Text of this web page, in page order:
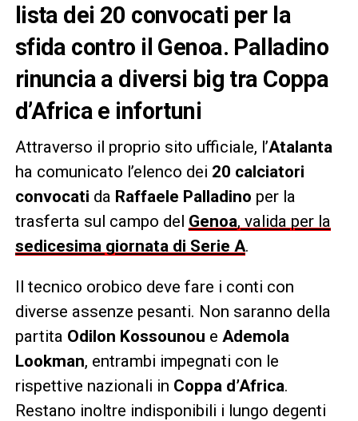
lista dei 20 convocati per la
sfida contro il Genoa. Palladino
rinuncia a diversi big tra Coppa
d’Africa e infortuni
Attraverso il proprio sito ufficiale, l’Atalanta
ha comunicato l’elenco dei 20 calciatori
convocati da Raffaele Palladino per la
trasferta sul campo del Genoa, valida per la
sedicesima giornata di Serie A.
Il tecnico orobico deve fare i conti con
diverse assenze pesanti. Non saranno della
partita Odilon Kossounou e Ademola
Lookman, entrambi impegnati con le
rispettive nazionali in Coppa d’Africa.
Restano inoltre indisponibili i lungo degenti